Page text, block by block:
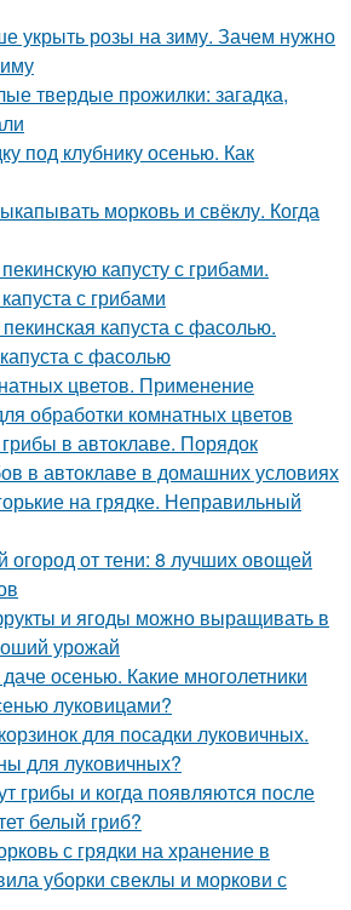
укрыть розы на зиму. Зачем нужно
твердые прожилки: загадка,
под клубнику осенью. Как
морковь и свёклу. Когда
капусту с грибами.
с грибами
капуста с фасолью.
с фасолью
цветов. Применение
обработки комнатных цветов
грибы в автоклаве. Порядок
в автоклаве в домашних условиях
на грядке. Неправильный
огород от тени: 8 лучших овощей
и ягоды можно выращивать в
урожай
осенью. Какие многолетники
луковицами?
для посадки луковичных.
для луковичных?
грибы и когда появляются после
белый гриб?
с грядки на хранение в
уборки свеклы и моркови с